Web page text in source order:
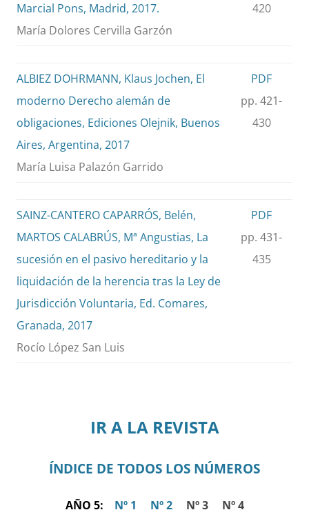
Marcial Pons, Madrid, 2017.
María Dolores Cervilla Garzón
420
ALBIEZ DOHRMANN, Klaus Jochen, El
moderno Derecho alemán de
obligaciones, Ediciones Olejnik, Buenos
Aires, Argentina, 2017
María Luisa Palazón Garrido
PDF
pp. 421-
430
SAINZ-CANTERO CAPARRÓS, Belén,
MARTOS CALABRÚS, Mª Angustias, La
sucesión en el pasivo hereditario y la
liquidación de la herencia tras la Ley de
Jurisdicción Voluntaria, Ed. Comares,
Granada, 2017
Rocío López San Luis
PDF
pp. 431-
435
IR A LA REVISTA
ÍNDICE DE TODOS LOS NÚMEROS
AÑO 5: Nº 1 Nº 2Nº 3 Nº 4